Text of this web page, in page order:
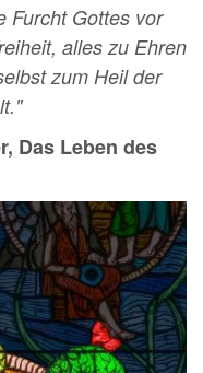
Furcht Gottes vor
alles zu Ehren
zum Heil der
Das Leben des